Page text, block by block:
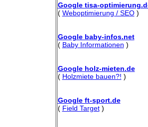
Google tisa-
( Weboptimierung / SEO)
Google baby-infos.net
( Baby Informationen )
Google holz-mieten.de
( Holzmiete bauen?! )
Google ft-sport.de
( Field Target)